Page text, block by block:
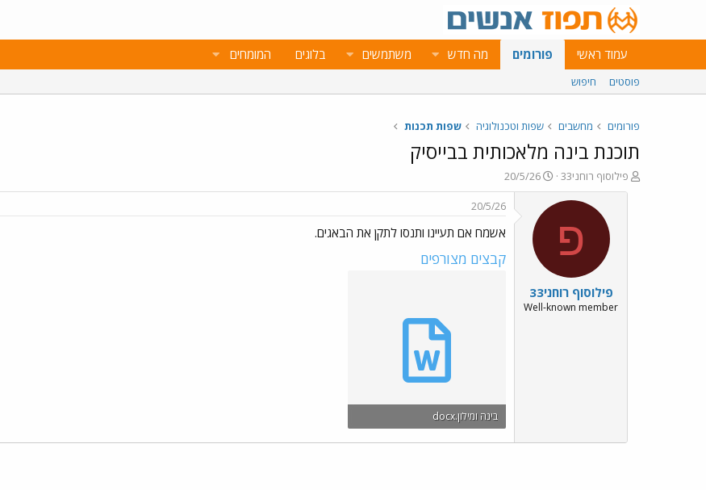
עמוד ראשי פורומים מה חדש משתמשים בלוגים המומחים
פוסטים חיפוש
פורומים מחשבים שפות וטכנולוגיה שפות תכנות
תוכנת בינה מלאכותית בבייסיק
פ
ו
פילוסוף רוחני33
פ
ו
ס
ת
ר
י
20/5/26
פ
פילוסוף רוחני33
Well-known member
20/5/26
אשמח אם תעיינו ותנסו לתקן את הבאגים.
קבצים מצורפים
בינה ומילון.docx
KB 35.4 · צפיות: 1